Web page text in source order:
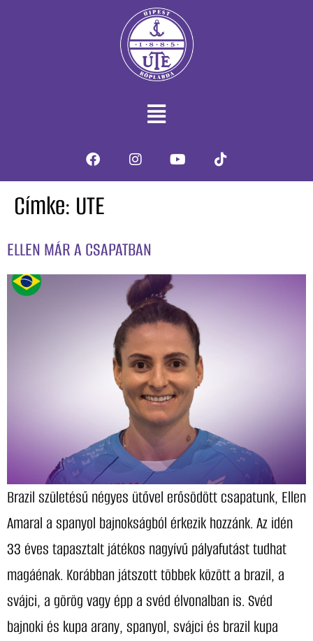
Címke: UTE
ELLEN MÁR A CSAPATBAN
Brazil születésű négyes ütővel erősödött csapatunk, Ellen
Amaral a spanyol bajnokságból érkezik hozzánk. Az idén
33 éves tapasztalt játékos nagyívű pályafutást tudhat
magáénak. Korábban játszott többek között a brazil, a
svájci, a görög vagy épp a svéd élvonalban is. Svéd
bajnoki és kupa arany, spanyol, svájci és brazil kupa